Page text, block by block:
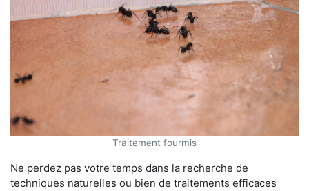
Traitement fourmis
Ne perdez pas votre temps dans la recherche de
techniques naturelles ou bien de traitements efficaces